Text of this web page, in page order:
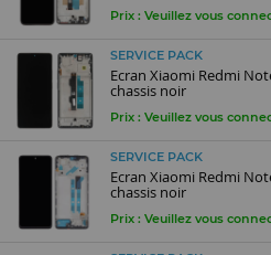
Prix : Veuillez vous
SERVICE PACK
Ecran Xiaomi Redmi
chassis noir
Prix : Veuillez vous
SERVICE PACK
Ecran Xiaomi Redmi
chassis noir
Prix : Veuillez vous